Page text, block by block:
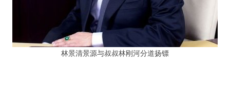
林景清景源与叔叔林刚河分道扬镖